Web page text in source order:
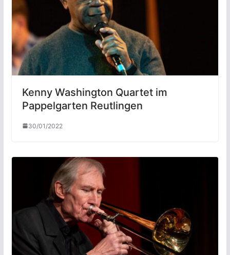
Kenny Washington Quartet im
Pappelgarten Reutlingen
30/01/2022